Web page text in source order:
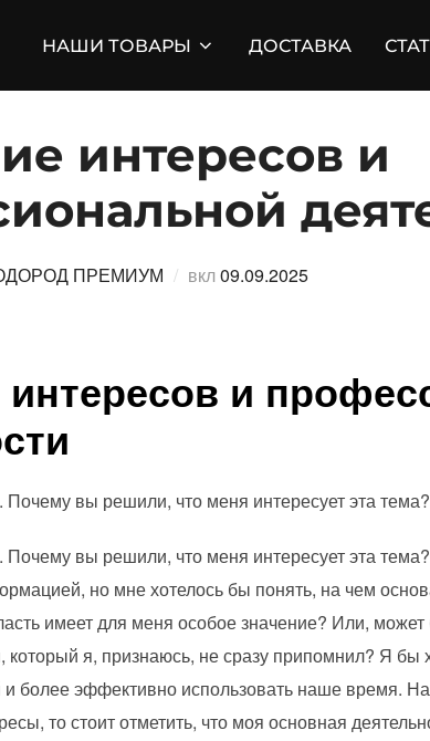
НАШИ ТОВАРЫ ДОСТАВКА
интересов и
ПРЕМИУМ вклОпубликовано
09.09.2025
интересов и
Почему вы решили, что меня интересует эта тема?
Почему вы решили, что меня интересует эта
но мне хотелось бы понять, на чем
имеет для меня особое значение? Или,
я, признаюсь, не сразу припомнил? Я бы
и более эффективно использовать наше время.
то стоит отметить, что моя основная